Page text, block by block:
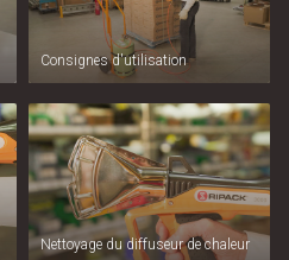
Consignes d'utilisation
Nettoyage du diffuseur de chaleur